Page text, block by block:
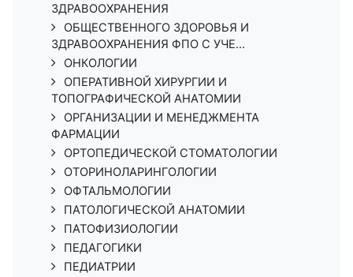
ЗДРАВООХРАНЕНИЯ
ОБЩЕСТВЕННОГО ЗДОРОВЬЯ И
ЗДРАВООХРАНЕНИЯ ФПО С УЧЕ...
ОНКОЛОГИИ
ОПЕРАТИВНОЙ ХИРУРГИИ И
ТОПОГРАФИЧЕСКОЙ АНАТОМИИ
ОРГАНИЗАЦИИ И МЕНЕДЖМЕНТА
ФАРМАЦИИ
ОРТОПЕДИЧЕСКОЙ СТОМАТОЛОГИИ
ОТОРИНОЛАРИНГОЛОГИИ
ОФТАЛЬМОЛОГИИ
ПАТОЛОГИЧЕСКОЙ АНАТОМИИ
ПАТОФИЗИОЛОГИИ
ПЕДАГОГИКИ
ПЕДИАТРИИ